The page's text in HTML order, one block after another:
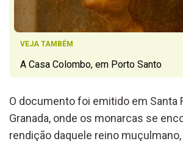
VEJA TAMBÉM
A Casa Colombo, em Porto Santo
O documento foi emitido em Santa
Granada, onde os monarcas se
rendição daquele reino